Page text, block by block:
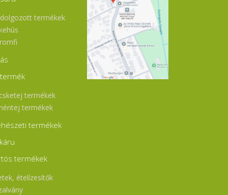
termékek
termékek
termékek
termékek
termékek
ételízesítők